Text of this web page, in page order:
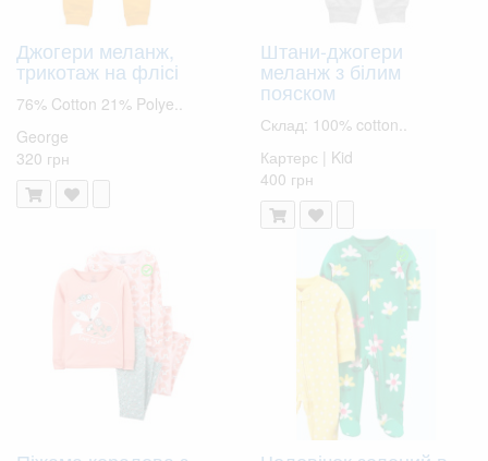
Джогери меланж,
трикотаж на флісі
76% Cotton 21% Polye..
George
320 грн
Штани-джогери
меланж з білим
пояском
Склад: 100% cotton..
Картерс | Kid
400 грн